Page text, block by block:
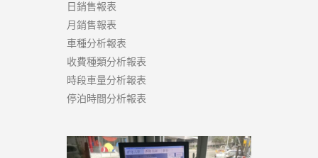
日銷售報表
月銷售報表
車種分析報表
收費種類分析報表
時段車量分析報表
停泊時間分析報表